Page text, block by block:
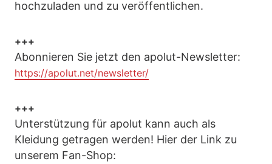
hochzuladen und zu veröffentlichen.
+++
Abonnieren Sie jetzt den apolut-Newsletter:
https://apolut.net/newsletter/
+++
Unterstützung für apolut kann auch als
Kleidung getragen werden! Hier der Link zu
unserem Fan-Shop: